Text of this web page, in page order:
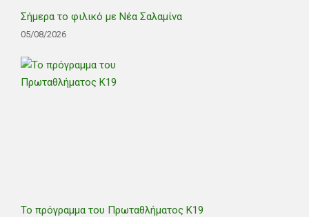
Σήμερα το φιλικό με Νέα Σαλαμίνα
05/08/2026
Το πρόγραμμα του Πρωταθλήματος Κ19